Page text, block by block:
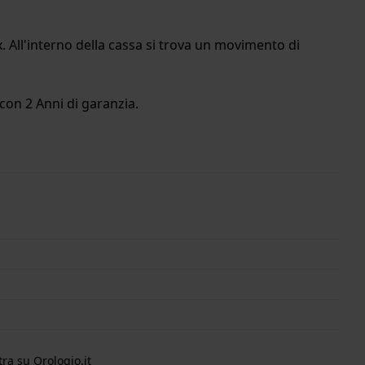
della cassa si trova un movimento di
2 Anni di garanzia.
su Orologio.it